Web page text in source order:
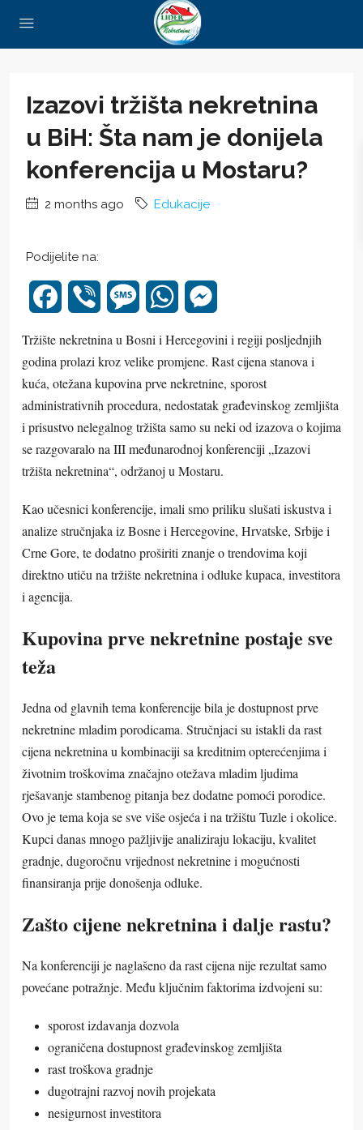
Izazovi tržišta nekretnina
u BiH: Šta nam je donijela
konferencija u Mostaru?
2 months ago Edukacije
Podijelite na:
Facebook
Viber MessageWhatsApp
Tržište nekretnina u Bosni i Hercegovini i regiji posljednjih
godina prolazi kroz velike promjene. Rast cijena stanova i
kuća, otežana kupovina prve nekretnine, sporost
administrativnih procedura, nedostatak građevinskog zemljišta
i prisustvo nelegalnog tržišta samo su neki od izazova o kojima
se razgovaralo na III međunarodnoj konferenciji „Izazovi
tržišta nekretnina“, održanoj u Mostaru.
Kao učesnici konferencije, imali smo priliku slušati iskustva i
analize stručnjaka iz Bosne i Hercegovine, Hrvatske, Srbije i
Crne Gore, te dodatno proširiti znanje o trendovima koji
direktno utiču na tržište nekretnina i odluke kupaca, investitora
i agencija.
Kupovina prve nekretnine postaje sve
teža
Jedna od glavnih tema konferencije bila je dostupnost prve
nekretnine mladim porodicama. Stručnjaci su istakli da rast
cijena nekretnina u kombinaciji sa kreditnim opterećenjima i
životnim troškovima značajno otežava mladim ljudima
rješavanje stambenog pitanja bez dodatne pomoći porodice.
Ovo je tema koja se sve više osjeća i na tržištu Tuzle i okolice.
Kupci danas mnogo pažljivije analiziraju lokaciju, kvalitet
gradnje, dugoročnu vrijednost nekretnine i mogućnosti
finansiranja prije donošenja odluke.
Zašto cijene nekretnina i dalje rastu?
Na konferenciji je naglašeno da rast cijena nije rezultat samo
povećane potražnje. Među ključnim faktorima izdvojeni su:
sporost izdavanja dozvola
ograničena dostupnost građevinskog zemljišta
rast troškova gradnje
dugotrajni razvoj novih projekata
nesigurnost investitora